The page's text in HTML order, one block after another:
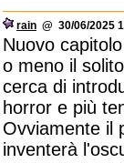
rain @ 30/06/2025
Nuovo
o meno il
cerca di
horror e più
Ovviamente il
inventerà